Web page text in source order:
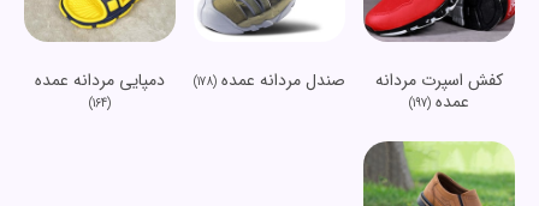
کفش اسپرت مردانه
عمده (197)
صندل مردانه عمده (178) دمپایی مردانه عمده
(164)